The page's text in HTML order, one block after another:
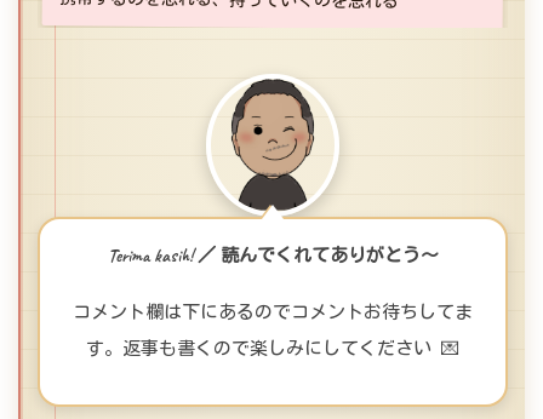
Terima kasih! ／ 読んでくれてありがとう〜
コメント欄は下にあるのでコメントお待ちしてま
す。返事も書くので楽しみにしてください 💌